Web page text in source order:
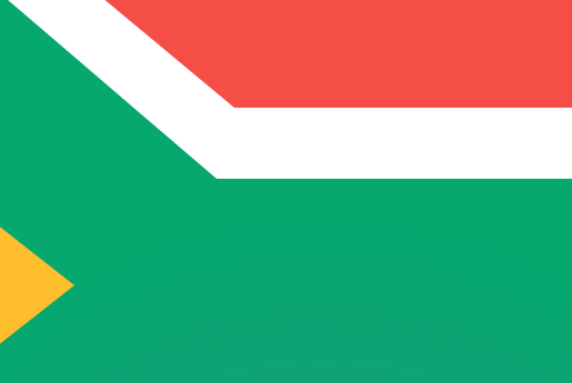
Nous pouvons battre les taux des concurrents.
convertisseur. Le taux est donné à titre d'information
à l'étranger avec Xe ?
aujourd'hui